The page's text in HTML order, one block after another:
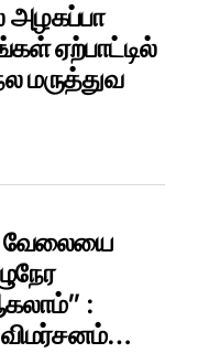
அழகப்பா
ஏற்பாட்டில்
மருத்துவ
வேலையை
:
விமர்சனம்…